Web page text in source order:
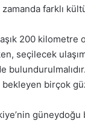
farklı
200
seçilecek
birçok